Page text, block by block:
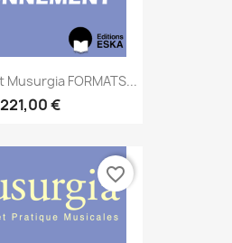
FORMATS...
221,00 €
favorite_border